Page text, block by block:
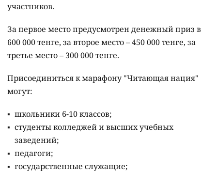
участников.
За первое место предусмотрен денежный приз в
600 000 тенге, за второе место – 450 000 тенге, за
третье место – 300 000 тенге.
Присоединиться к марафону "Читающая нация"
могут:
школьники 6-10 классов;
студенты колледжей и высших учебных
заведений;
педагоги;
государственные служащие;